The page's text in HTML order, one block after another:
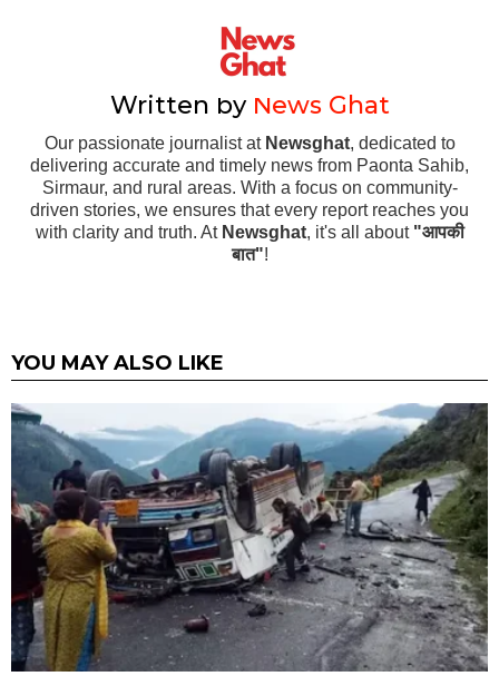
Written by News Ghat
Our passionate journalist at Newsghat, dedicated to
delivering accurate and timely news from Paonta Sahib,
Sirmaur, and rural areas. With a focus on community-
driven stories, we ensures that every report reaches you
with clarity and truth. At Newsghat, it's all about "आपकी
बात"!
YOU MAY ALSO LIKE